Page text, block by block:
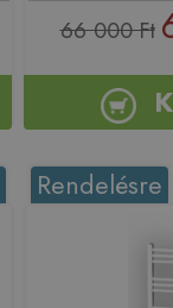
66 000 Ft
Rendelésre